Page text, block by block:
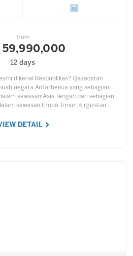
from
59,990,000
12 days
dikenal Respublikas? Qazaqstan
negara Antarbenua yang sebagian
kawasan Asia Tengah dan sebagian
kawasan Eropa Timur. Kirgizstan…
DETAIL